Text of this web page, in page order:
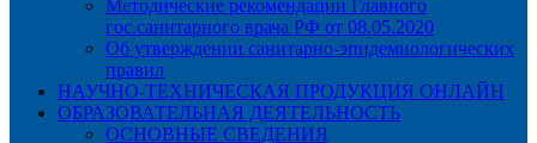
Методические рекомендации Главного
гос.санитарного врача РФ от 08.05.2020
Об утверждении санитарно-эпидемиологических
правил
НАУЧНО-ТЕХНИЧЕСКАЯ ПРОДУКЦИЯ ОНЛАЙН
ОБРАЗОВАТЕЛЬНАЯ ДЕЯТЕЛЬНОСТЬ
ОСНОВНЫЕ СВЕДЕНИЯ